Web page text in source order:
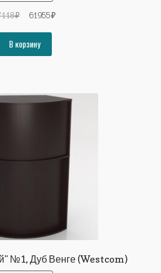
₽
Первоначальная
составляла
67118₽.
61955₽Текущая
В корзину
№1, Дуб Венге (Westcom)